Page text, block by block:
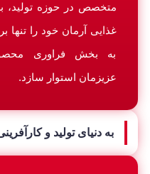
متخصص در حوزه تولید،
غذایی آرمان خود را
به بخش فراوری
عزیزمان استوار سازد.
به دنیای تولید و